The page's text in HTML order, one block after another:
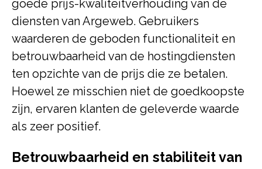
goede prijs-kwaliteitverhouding van de
diensten van Argeweb. Gebruikers
waarderen de geboden functionaliteit en
betrouwbaarheid van de hostingdiensten
ten opzichte van de prijs die ze betalen.
Hoewel ze misschien niet de goedkoopste
zijn, ervaren klanten de geleverde waarde
als zeer positief.
Betrouwbaarheid en stabiliteit van